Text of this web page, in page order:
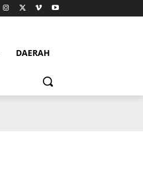
DAERAH